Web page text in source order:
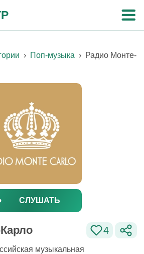
› Поп-музыка › Радио Монте-
СЛУШАТЬ
4
музыкальная